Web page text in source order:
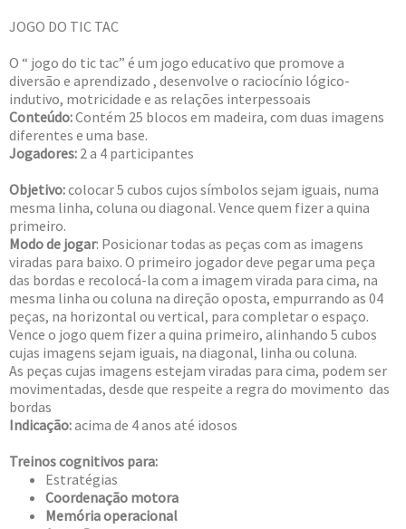
JOGO DO TIC TAC
O “ jogo do tic tac” é um jogo educativo que promove a
diversão e aprendizado , desenvolve o raciocínio lógico-
indutivo, motricidade e as relações interpessoais
Conteúdo:Contém 25 blocos em madeira, com duas imagens
diferentes e uma base.
Jogadores: 2 a 4 participantes
Objetivo:colocar 5 cubos cujos símbolos sejam iguais, numa
mesma linha, coluna ou diagonal. Vence quem fizer a quina
primeiro.
Modo de jogar: Posicionar todas as peças com as imagens
viradas para baixo. O primeiro jogador deve pegar uma peça
das bordas e recolocá-la com a imagem virada para cima, na
mesma linha ou coluna na direção oposta, empurrando as 04
peças, na horizontal ou vertical, para completar o espaço.
Vence o jogo quem fizer a quina primeiro, alinhando 5 cubos
cujas imagens sejam iguais, na diagonal, linha ou coluna.
As peças cujas imagens estejam viradas para cima, podem ser
movimentadas, desde que respeite a regra do movimento das
Indicação:acima de 4 anos até idosos
Treinos cognitivos para:
Estratégias
Coordenação motora
Memória operacional